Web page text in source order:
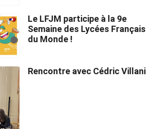
Le LFJM participe à la 9e
Semaine des Lycées Français
du Monde !
Rencontre avec Cédric Villani